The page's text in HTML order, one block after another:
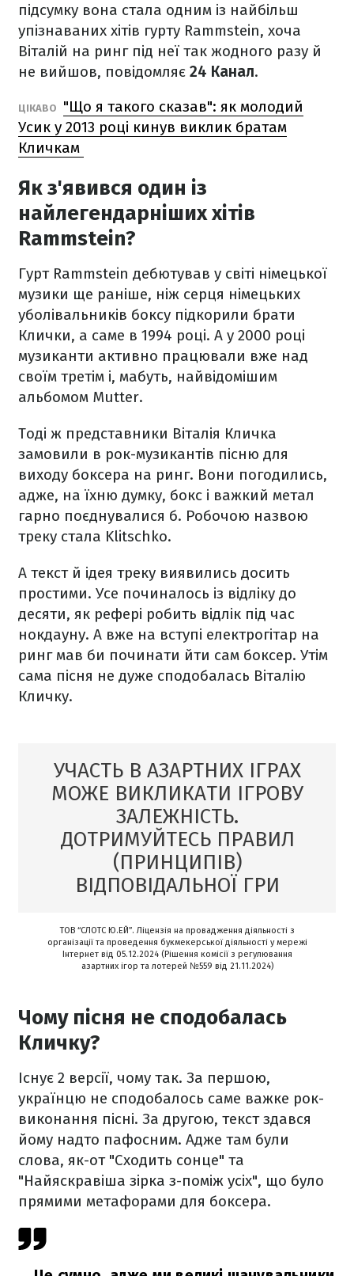
підсумку вона стала одним із найбільш
упізнаваних хітів гурту Rammstein, хоча
Віталій на ринг під неї так жодного разу й
не вийшов, повідомляє 24 Канал.
ЦІКАВО
"Що я такого сказав": як молодий
Усик у 2013 році кинув виклик братам
Кличкам
Як з'явився один із
найлегендарніших хітів
Rammstein?
Гурт Rammstein дебютував у світі німецької
музики ще раніше, ніж серця німецьких
уболівальників боксу підкорили брати
Клички, а саме в 1994 році. А у 2000 році
музиканти активно працювали вже над
своїм третім і, мабуть, найвідомішим
альбомом Mutter.
Тоді ж представники Віталія Кличка
замовили в рок-музикантів пісню для
виходу боксера на ринг. Вони погодились,
адже, на їхню думку, бокс і важкий метал
гарно поєднувалися б. Робочою назвою
треку стала Klitschko.
А текст й ідея треку виявились досить
простими. Усе починалось із відліку до
десяти, як рефері робить відлік під час
нокдауну. А вже на вступі електрогітар на
ринг мав би починати йти сам боксер. Утім
сама пісня не дуже сподобалась Віталію
Кличку.
УЧАСТЬ В АЗАРТНИХ ІГРАХ
МОЖЕ ВИКЛИКАТИ ІГРОВУ
ЗАЛЕЖНІСТЬ.
ДОТРИМУЙТЕСЬ ПРАВИЛ
(ПРИНЦИПІВ)
ВІДПОВІДАЛЬНОЇ ГРИ
ТОВ “СЛОТС Ю.ЕЙ”. Ліцензія на провадження діяльності з
організації та проведення букмекерської діяльності у мережі
Інтернет від 05.12.2024 (Рішення комісії з регулювання
азартних ігор та лотерей №559 від 21.11.2024)
Чому пісня не сподобалась
Кличку?
Існує 2 версії, чому так. За першою,
українцю не сподобалось саме важке рок-
виконання пісні. За другою, текст здався
йому надто пафосним. Адже там були
слова, як-от "Сходить сонце" та
"Найяскравіша зірка з-поміж усіх", що було
прямими метафорами для боксера.